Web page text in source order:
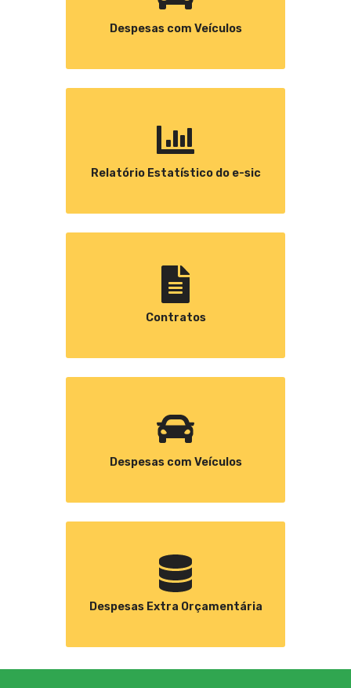
Despesas com Veículos
Relatório Estatístico do e-sic
Contratos
Despesas com Veículos
Despesas Extra Orçamentária